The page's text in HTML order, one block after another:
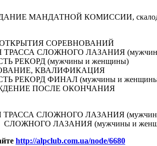
МАНДАТНОЙ КОМИССИИ,
СОРЕВНОВАНИЙ
СЛОЖНОГО ЛАЗАНИЯ
РЕКОРД (мужчины и женщины)
КВАЛИФИКАЦИЯ
РЕКОРД ФИНАЛ (мужчины и
ПОСЛЕ ОКОНЧАНИЯ
СЛОЖНОГО ЛАЗАНИЯ
ЛАЗАНИЯ (мужчины и
http://alpclub.com.ua/node/6680